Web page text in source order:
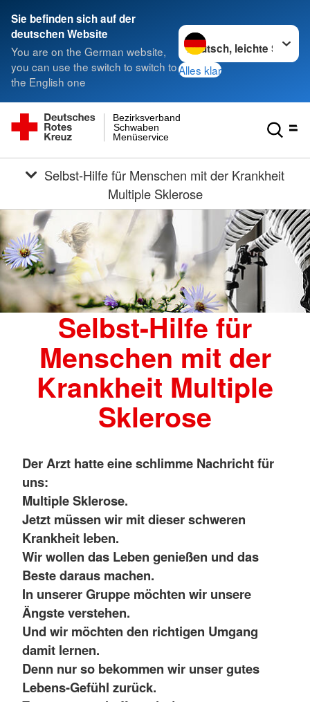
Sie befinden sich auf der
deutschen Website
You are on the German website,
you can use the switch to switch to
the English one
Sprache wechseln zu
Alles klar
Menüservice
Schwaben
Bezirksverband
Multiple Sklerose
Selbst-Hilfe für
Menschen mit der
Krankheit Multiple
Sklerose
Der Arzt hatte eine schlimme Nachricht für
uns:
Multiple Sklerose.
Jetzt müssen wir mit dieser schweren
Krankheit leben.
Wir wollen das Leben genießen und das
Beste daraus machen.
In unserer Gruppe möchten wir unsere
Ängste verstehen.
Und wir möchten den richtigen Umgang
damit lernen.
Denn nur so bekommen wir unser gutes
Lebens-Gefühl zurück.